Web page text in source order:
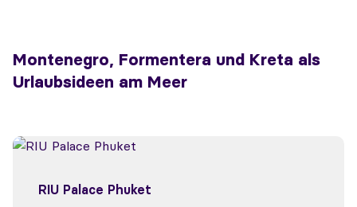
Montenegro, Formentera und Kreta als
Urlaubsideen am Meer
RIU Palace Phuket